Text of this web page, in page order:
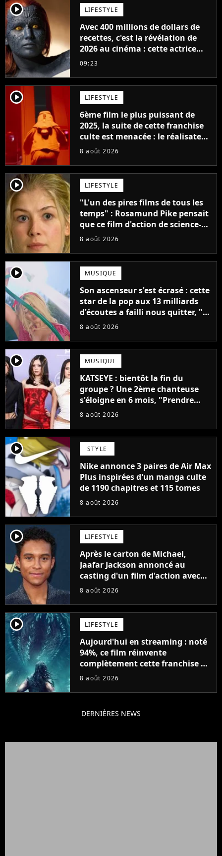
player2 LIFESTYLE
Avec 400 millions de dollars de
recettes, c'est la révélation de
2026 au cinéma : cette actrice
adorée prête à remplacer
09:23
player2 LIFESTYLE
6ème film le plus puissant de
2025, la suite de cette franchise
culte est menacée : le réalisateur
claque la porte pour "différends
8 août 2026
player2 LIFESTYLE
"L'un des pires films de tous les
temps" : Rosamund Pike pensait
que ce film d'action de science-
fiction avec Dwayne Johnson
8 août 2026
player2 MUSIQUE
Son ascenseur s'est écrasé : cette
star de la pop aux 13 milliards
d'écoutes a failli nous quitter, "Je
pensais ne plus jamais chanter"
8 août 2026
player2 MUSIQUE
KATSEYE : bientôt la fin du
groupe ? Une 2ème chanteuse
s'éloigne en 6 mois, "Prendre
cette décision n’a pas été facile"
8 août 2026
player2 STYLE
Nike annonce 3 paires de Air Max
Plus inspirées d'un manga culte
de 1190 chapitres et 115 tomes
8 août 2026
player2 LIFESTYLE
Après le carton de Michael,
Jaafar Jackson annoncé au
casting d'un film d'action avec
Will Smith
8 août 2026
player2 LIFESTYLE
Aujourd'hui en streaming : noté
94%, ce film réinvente
complètement cette franchise de
science-fiction vieille de 40 ans
8 août 2026
DERNIÈRES NEWS